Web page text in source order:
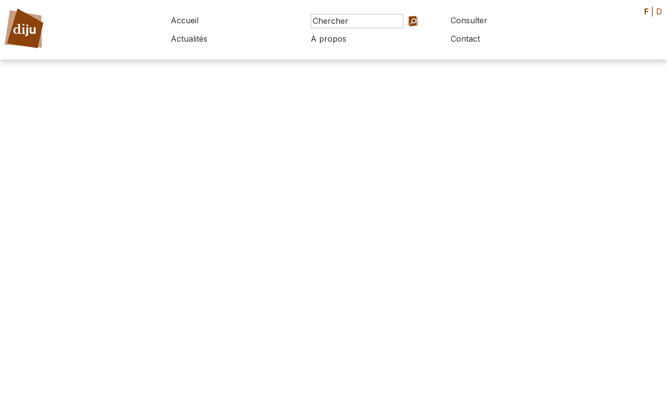
Accueil
Consulter
Actualités
A propos Contact
F D